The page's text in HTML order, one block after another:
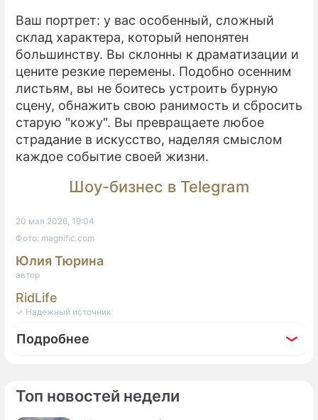
Топ новостей недели
Ваш портрет: у вас особенный, сложный
склад характера, который непонятен
большинству. Вы склонны к драматизации и
цените резкие перемены. Подобно осенним
листьям, вы не боитесь устроить бурную
сцену, обнажить свою ранимость и сбросить
старую "кожу". Вы превращаете любое
страдание в искусство, наделяя смыслом
каждое событие своей жизни.
Шоу-бизнес в Telegram
20 мая 2026, 19:04
Фото: magnific.com
Юлия Тюрина
автор
RidLife
✓ Надежный источник
Подробнее